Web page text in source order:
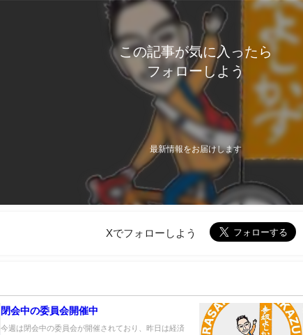
この記事が気に入ったら
フォローしよう
最新情報をお届けします
Xでフォローしよう
閉会中の委員会開催中
今週は閉会中の委員会が開催されており、昨日は経済